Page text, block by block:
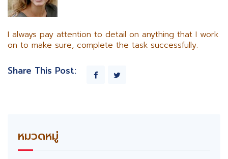
I always pay attention to detail on anything that I work
on to make sure, complete the task successfully.
Share This Post:
หมวดหมู่